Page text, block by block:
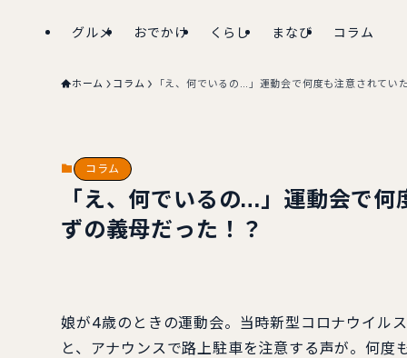
グルメ おでかけ くらし まなび コラム
ホーム コラム 「え、何でいるの…」運動会で何度も注意されてい
コラム
「え、何でいるの…」運動会で
ずの義母だった！？
娘が4歳のときの運動会。当時新型コロナウイル
と、アナウンスで路上駐車を注意する声が。何